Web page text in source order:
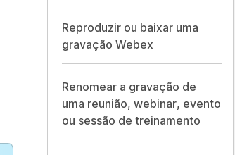
Reproduzir ou baixar uma
gravação Webex
Renomear a gravação de
uma reunião, webinar, evento
ou sessão de treinamento